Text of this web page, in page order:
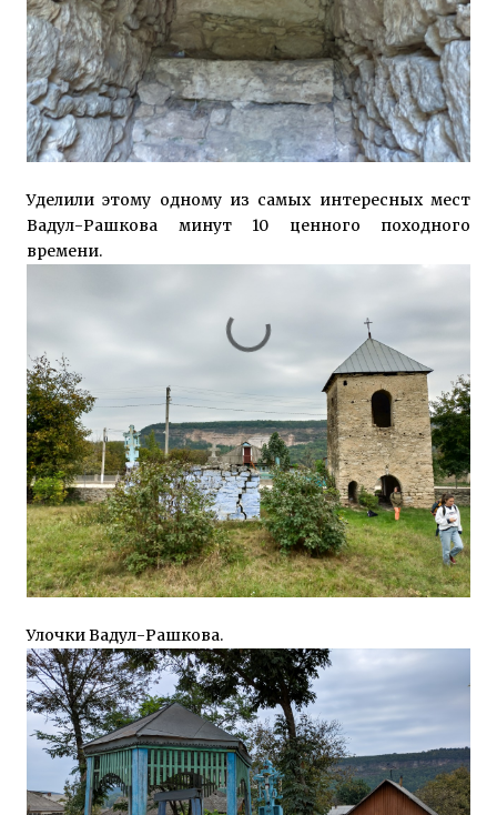
Уделили этому одному из самых интересных мест
Вадул-Рашкова минут 10 ценного походного
времени.
Улочки Вадул-Рашкова.